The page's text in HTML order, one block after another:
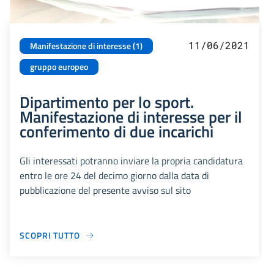
Manifestazione di interesse (1)
gruppo europeo
11/06/2021
Dipartimento per lo sport.
Manifestazione di interesse per il
conferimento di due incarichi
Gli interessati potranno inviare la propria candidatura
entro le ore 24 del decimo giorno dalla data di
pubblicazione del presente avviso sul sito
SCOPRI TUTTO